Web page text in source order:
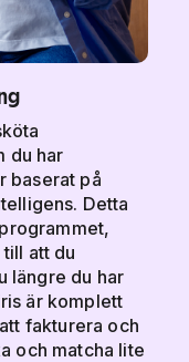
du har
baserat på
Detta
att du
längre du har
är komplett
fakturera och
och matcha lite